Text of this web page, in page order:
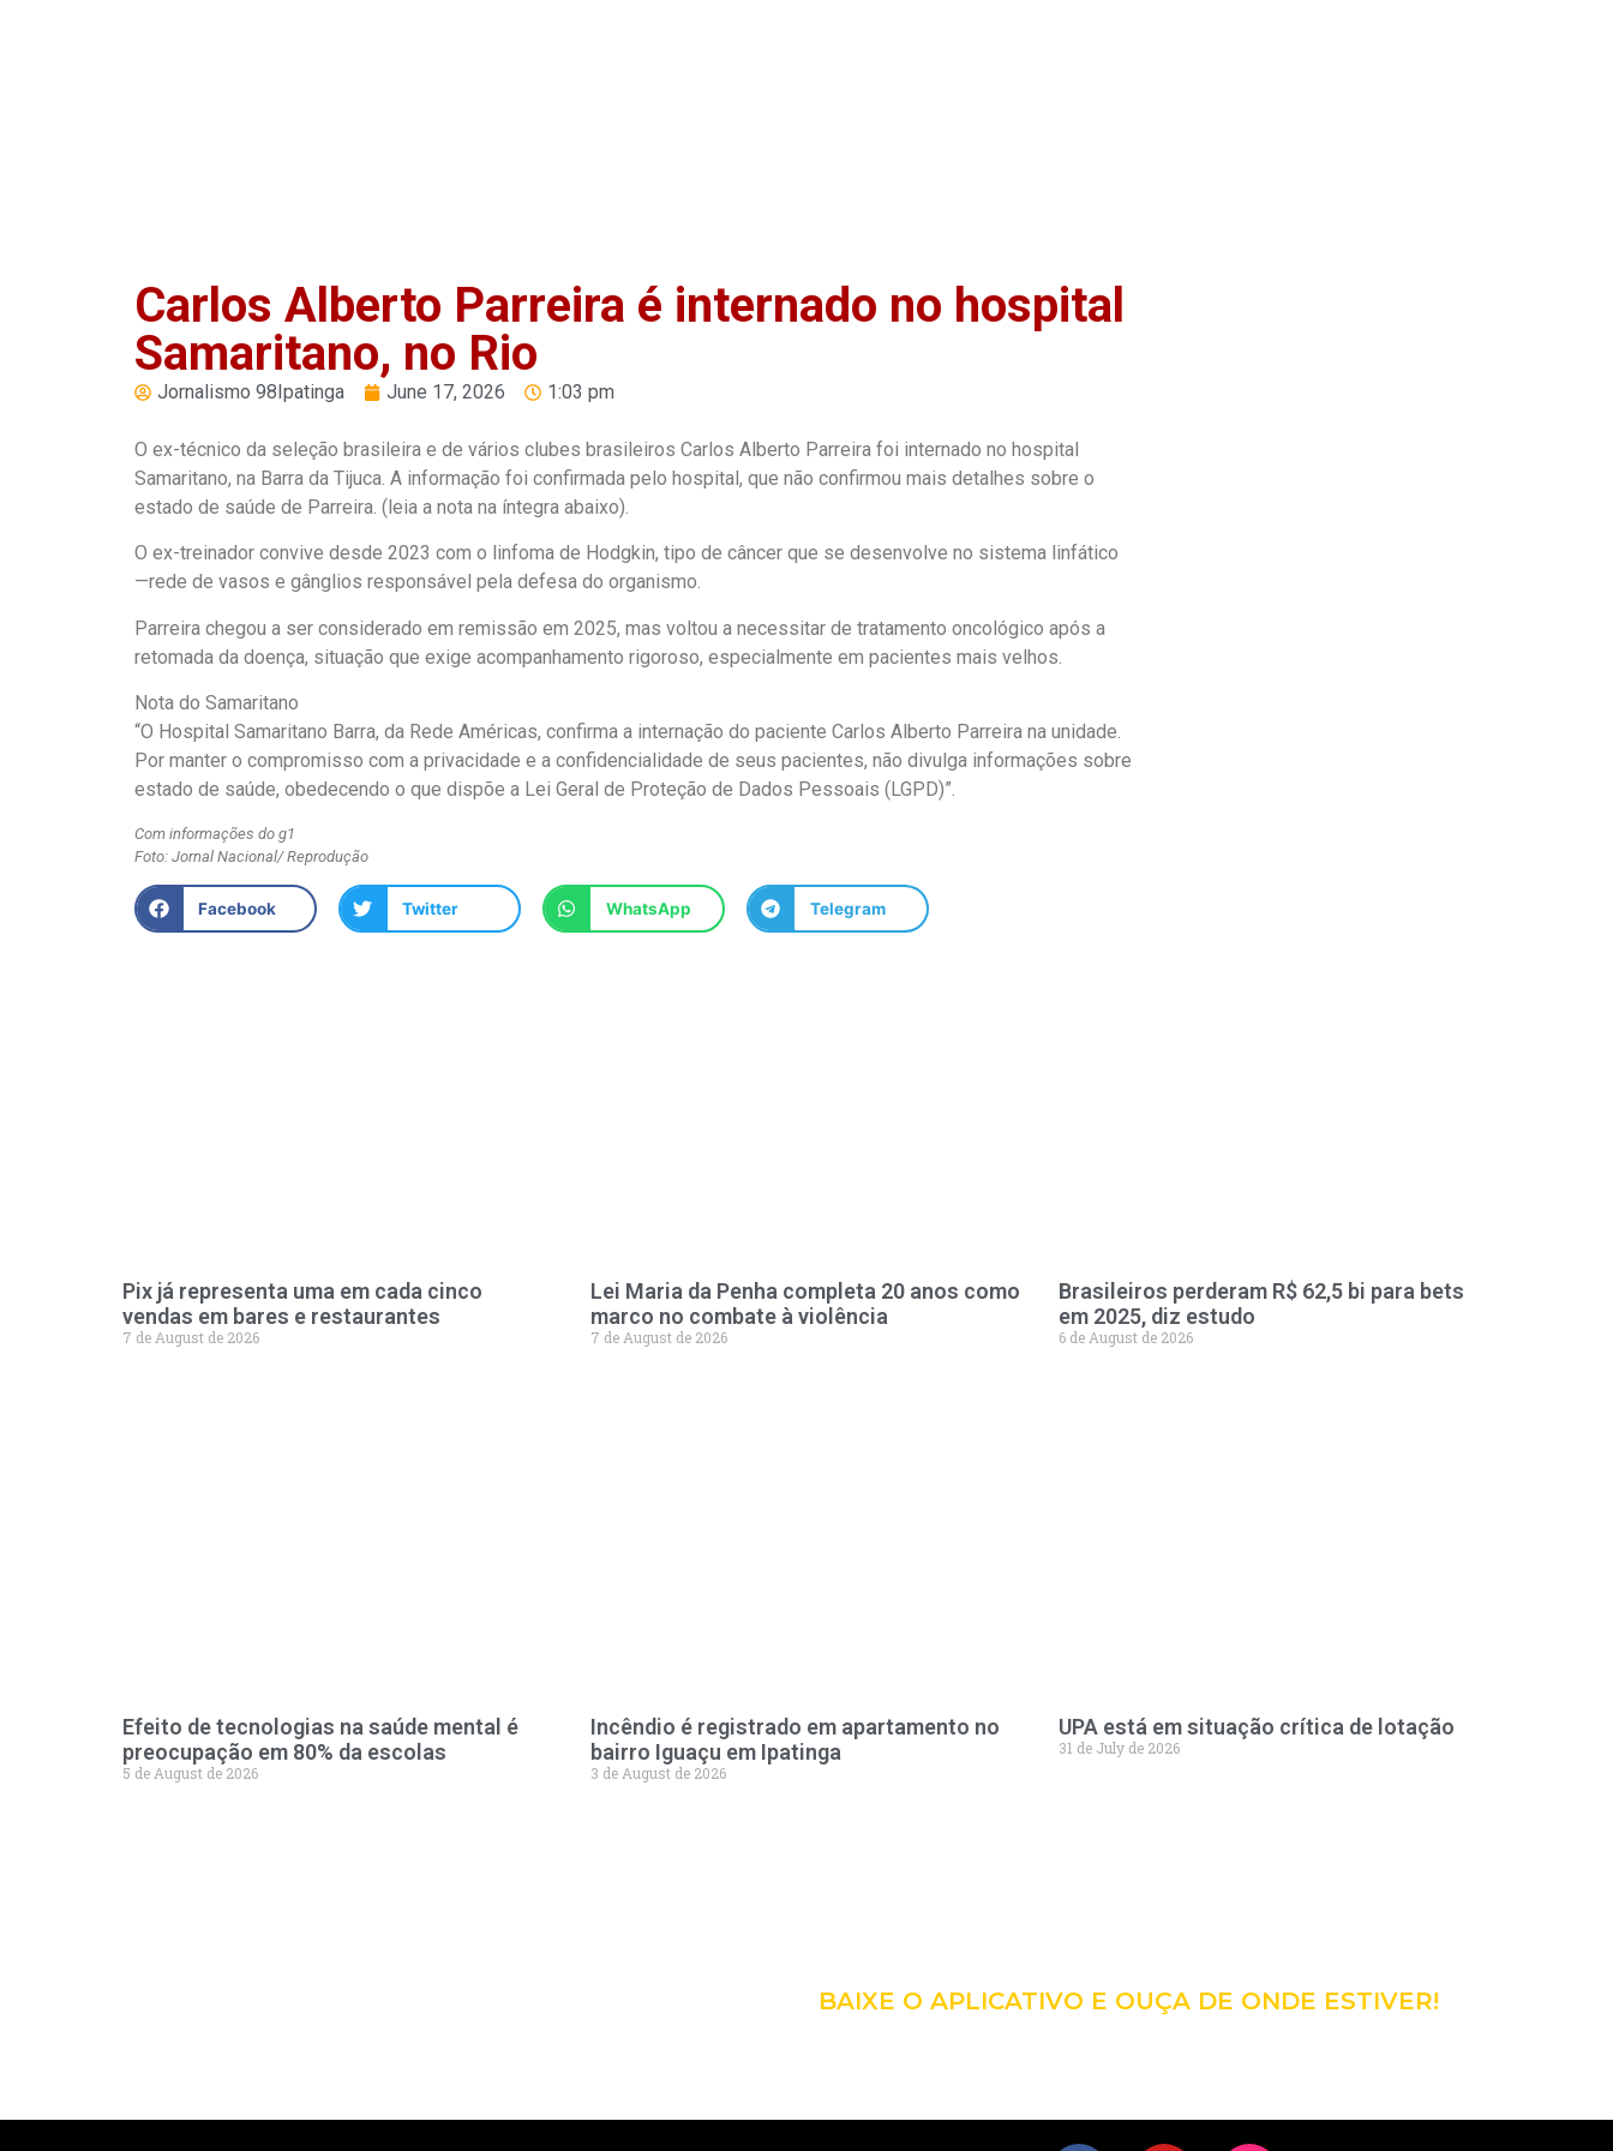
Carlos Alberto Parreira é internado no hospital
Samaritano, no Rio
Jornalismo 98Ipatinga June 17, 2026 1:03 pm
O ex-técnico da seleção brasileira e de vários clubes brasileiros Carlos Alberto Parreira foi internado no hospital
Samaritano, na Barra da Tijuca. A informação foi confirmada pelo hospital, que não confirmou mais detalhes sobre o
estado de saúde de Parreira. (leia a nota na íntegra abaixo).
O ex-treinador convive desde 2023 com o linfoma de Hodgkin, tipo de câncer que se desenvolve no sistema linfático
—rede de vasos e gânglios responsável pela defesa do organismo.
Parreira chegou a ser considerado em remissão em 2025, mas voltou a necessitar de tratamento oncológico após a
retomada da doença, situação que exige acompanhamento rigoroso, especialmente em pacientes mais velhos.
Nota do Samaritano
“O Hospital Samaritano Barra, da Rede Américas, confirma a internação do paciente Carlos Alberto Parreira na unidade.
Por manter o compromisso com a privacidade e a confidencialidade de seus pacientes, não divulga informações sobre
estado de saúde, obedecendo o que dispõe a Lei Geral de Proteção de Dados Pessoais (LGPD)”.
Com informações do g1
Foto: Jornal Nacional/ Reprodução
Facebook Twitter WhatsApp Telegram
Pix já representa uma em cada cinco
vendas em bares e restaurantes
7 de August de 2026
Lei Maria da Penha completa 20 anos como
marco no combate à violência
7 de August de 2026
Brasileiros perderam R$ 62,5 bi para bets
em 2025, diz estudo
6 de August de 2026
Efeito de tecnologias na saúde mental é
preocupação em 80% da escolas
5 de August de 2026
Incêndio é registrado em apartamento no
bairro Iguaçu em Ipatinga
3 de August de 2026
UPA está em situação crítica de lotação
31 de July de 2026
BAIXE O APLICATIVO E OUÇA DE ONDE ESTIVER!